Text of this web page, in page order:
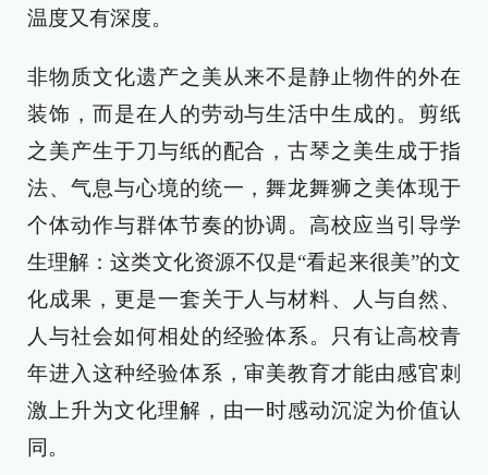
温度又有深度。
非物质文化遗产之美从来不是静止物件的外在
装饰，而是在人的劳动与生活中生成的。剪纸
之美产生于刀与纸的配合，古琴之美生成于指
法、气息与心境的统一，舞龙舞狮之美体现于
个体动作与群体节奏的协调。高校应当引导学
生理解：这类文化资源不仅是“看起来很美”的文
化成果，更是一套关于人与材料、人与自然、
人与社会如何相处的经验体系。只有让高校青
年进入这种经验体系，审美教育才能由感官刺
激上升为文化理解，由一时感动沉淀为价值认
同。